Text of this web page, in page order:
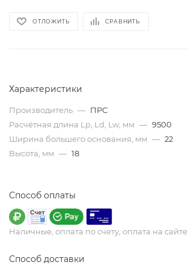
ОТЛОЖИТЬ СРАВНИТЬ
Характеристики
Производитель — ПРС
Расчётная длина Lp, Ld, Lw, мм — 9500
Ширина большего основания, мм — 22
Высота, мм — 18
Способ оплаты
Наличные, оплата по счету, оплата на сайте
Способ доставки